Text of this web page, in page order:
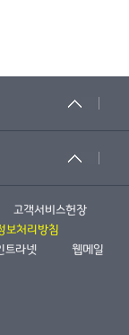
고객서비스헌장
보처리방침
트라넷 웹메일